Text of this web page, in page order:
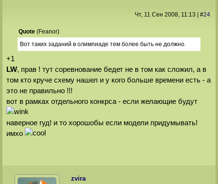
Чт, 11 Сен 2008, 11:13 #24
Quote(Feanor)
Вот таких заданий в олимпиаде тем более быть не должно.
+1
LW, прав ! тут соревнование бедет не в том как сложил, а в
том кто круче схему нашел и у кого больше времени есть - а
это не правильно !!!
вот в рамках отдельного конкрса - если желающие будут
наверное гуд! и то хорошобы если модели придумывать!
имхо
zvira